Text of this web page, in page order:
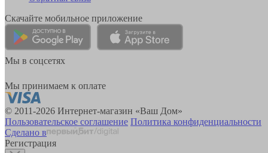
Скачайте мобильное приложение
Мы в соцсетях
Мы принимаем к оплате
© 2011-2026 Интернет-магазин «Ваш Дом»
Пользовательское соглашение Политика конфиденциальности
Сделано в
Регистрация